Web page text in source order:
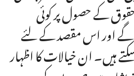
کے حصول پر کوئی
گے اور اس مقصد کے لئے
ہیں۔ ان خیالات کا اظہار